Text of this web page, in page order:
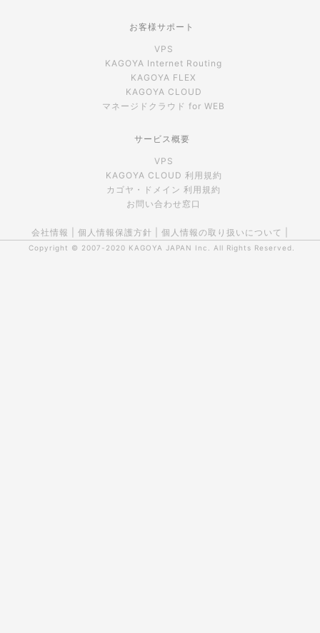
お客様サポート
VPS
KAGOYA Internet Routing
KAGOYA FLEX
KAGOYA CLOUD
マネージドクラウド for WEB
サービス概要
VPS
KAGOYA CLOUD 利用規約
カゴヤ・ドメイン 利用規約
お問い合わせ窓口
会社情報 個人情報保護方針 個人情報の取り扱いについて
Copyright © 2007-2020 KAGOYA JAPAN Inc. All Rights Reserved.